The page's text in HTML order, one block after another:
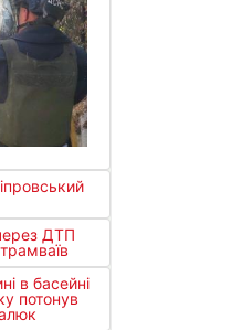
ДТП
в басейні
потонув